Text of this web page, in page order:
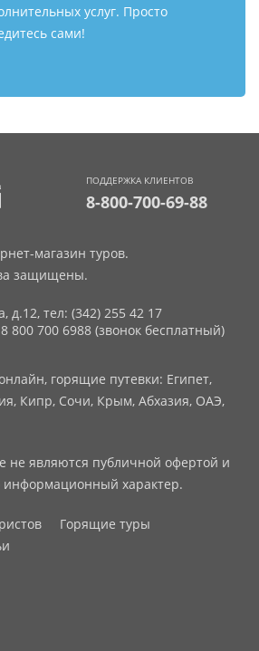
услуг. Просто
сами!
ПОДДЕРЖКА КЛИЕНТОВ
8-800-700-69-88
магазин туров.
защищены.
д.12, тел: (342) 255 42 17
700 6988 (звонок бесплатный)
горящие путевки: Египет,
Кипр, Сочи, Крым, Абхазия, ОАЭ,
не являются публичной офертой и
информационный характер.
Горящие туры